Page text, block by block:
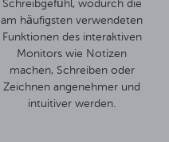
Schreibgefühl, wodurch die
am häufigsten verwendeten
Funktionen des interaktiven
Monitors wie Notizen
machen, Schreiben oder
Zeichnen angenehmer und
intuitiver werden.